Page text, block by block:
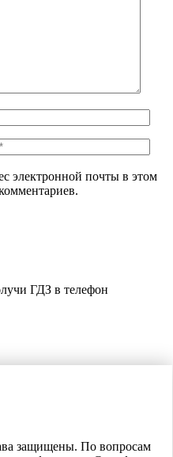
электронной почты в этом
ГДЗ в телефон
защищены. По вопросам